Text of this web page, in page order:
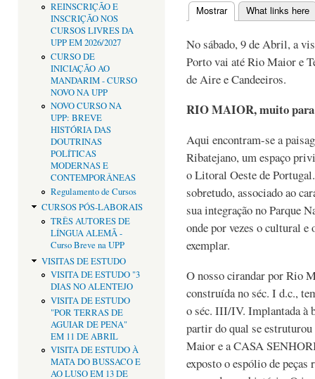
REINSCRIÇÃO E
INSCRIÇÃO NOS
CURSOS LIVRES DA
UPP EM 2026/2027
CURSO DE
INICIAÇÃO AO
MANDARIM - CURSO
NOVO NA UPP
NOVO CURSO NA
UPP: BREVE
HISTÓRIA DAS
DOUTRINAS
POLÍTICAS
MODERNAS E
CONTEMPORÂNEAS
Regulamento de Cursos
CURSOS PÓS-LABORAIS
TRÊS AUTORES DE
LÍNGUA ALEMÃ -
Curso Breve na UPP
VISITAS DE ESTUDO
VISITA DE ESTUDO "3
DIAS NO ALENTEJO
VISITA DE ESTUDO
"POR TERRAS DE
AGUIAR DE PENA"
EM 11 DE ABRIL
VISITA DE ESTUDO À
MATA DO BUSSACO E
AO LUSO EM 13 DE
Separadores
Mostrar(separador ativo)
What links here
No sábado, 9 de Abril, a
Porto vai até Rio Maior e
de Aire e Candeeiros.
RIO MAIOR, muito
Aqui encontram-se a
Ribatejano, um espaço
o Litoral Oeste de
sobretudo, associado ao
sua integração no Parque
onde por vezes o cultural e
exemplar.
O nosso cirandar por Rio
construída no séc. I d.c.,
o séc. III/IV. Implantada à
partir do qual se
Maior e a CASA
exposto o espólio de